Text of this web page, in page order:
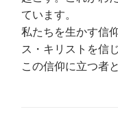
ています。
私たちを生かす信
ス・キリストを信
この信仰に立つ者